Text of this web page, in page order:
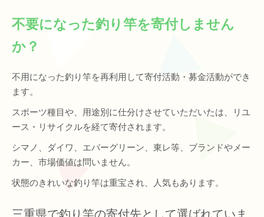
不要になった釣り竿を寄付しません
か？
不用になった釣り竿を再利用して寄付活動・募金活動ができ
ます。
スポーツ種目や、用途別に仕分けさせていただいたは、リユ
ース・リサイクルを経て寄付されます。
シマノ、ダイワ、‎エバーグリーン、東レ等、ブランドやメー
カー、市場価値は問いません。
状態のきれいな釣り竿は重宝され、人気もあります。
三重県で釣り竿の寄付先として選ばれていま